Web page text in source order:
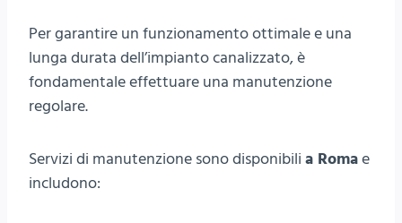
Per garantire un funzionamento ottimale e una
lunga durata dell’impianto canalizzato, è
fondamentale effettuare una manutenzione
regolare.
Servizi di manutenzione sono disponibili a Romae
includono: